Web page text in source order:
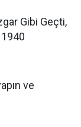
Gibi Geçti,
ve